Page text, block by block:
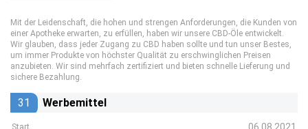
Mit der Leidenschaft, die hohen und strengen Anforderungen, die Kunden von
einer Apotheke erwarten, zu erfüllen, haben wir unsere CBD-Öle entwickelt.
Wir glauben, dass jeder Zugang zu CBD haben sollte und tun unser Bestes,
um immer Produkte von höchster Qualität zu erschwinglichen Preisen
anzubieten. Wir sind mehrfach zertifiziert und bieten schnelle Lieferung und
sichere Bezahlung.
31 Werbemittel
Start